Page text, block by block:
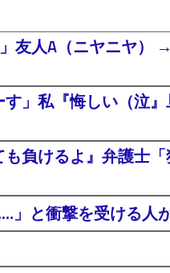
友人A（ニヤニヤ）
」私『悔しい（泣』
負けるよ』弁護士
」と衝撃を受ける人